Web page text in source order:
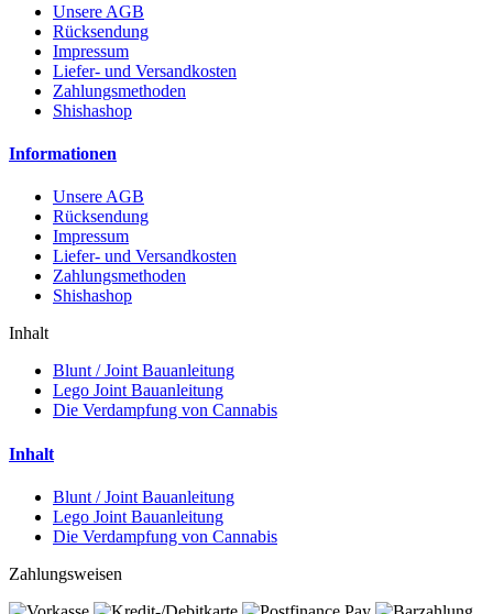
Unsere AGB
Rücksendung
Impressum
Liefer- und Versandkosten
Zahlungsmethoden
Shishashop
Informationen
Unsere AGB
Rücksendung
Impressum
Liefer- und Versandkosten
Zahlungsmethoden
Shishashop
Inhalt
Blunt / Joint Bauanleitung
Lego Joint Bauanleitung
Die Verdampfung von Cannabis
Inhalt
Blunt / Joint Bauanleitung
Lego Joint Bauanleitung
Die Verdampfung von Cannabis
Zahlungsweisen